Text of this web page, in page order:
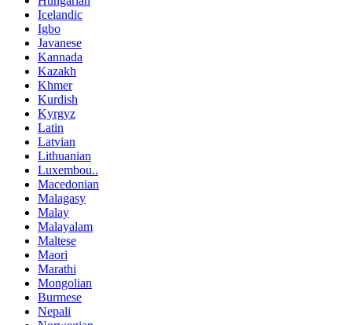
Icelandic
Igbo
Javanese
Kannada
Kazakh
Khmer
Kurdish
Kyrgyz
Latin
Latvian
Lithuanian
Luxembou..
Macedonian
Malagasy
Malay
Malayalam
Maltese
Maori
Marathi
Mongolian
Burmese
Nepali